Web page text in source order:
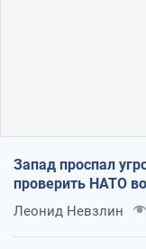
Запад проспал
проверить НАТО
Леонид Невзлин